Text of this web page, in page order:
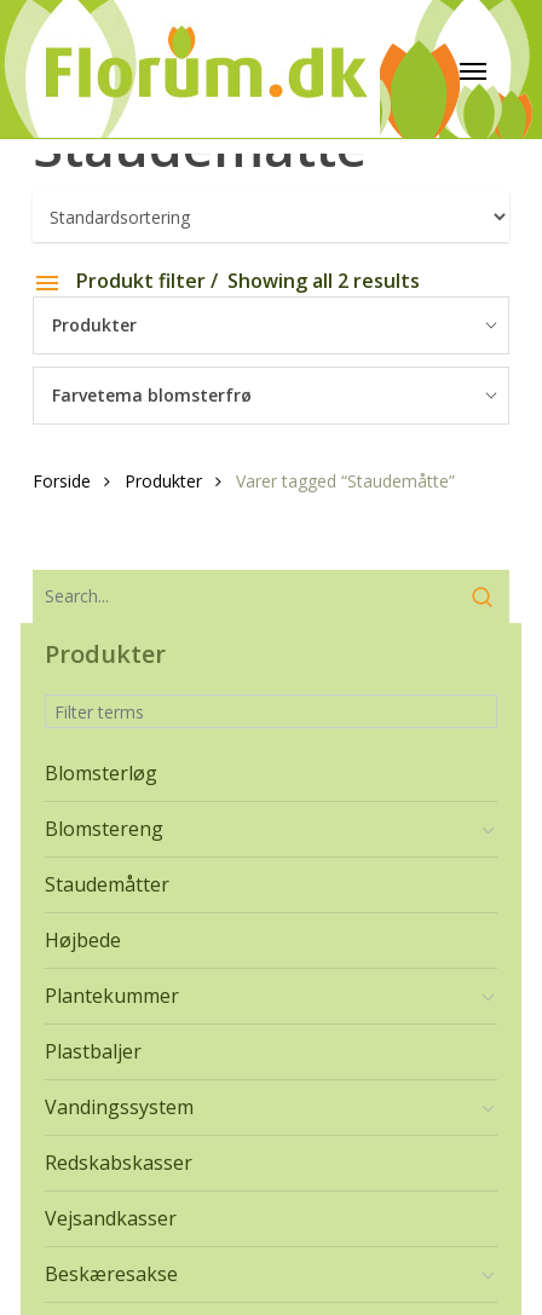
Staudemåtte
Produkt filter Showing all 2 results
Produkter
Farvetema blomsterfrø
Forside Produkter Varer tagged “Staudemåtte”
Produkter
Blomsterløg
Blomstereng
Staudemåtter
Højbede
Plantekummer
Plastbaljer
Vandingssystem
Redskabskasser
Vejsandkasser
Beskæresakse